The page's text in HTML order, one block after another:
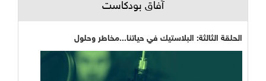
آفاق بودكاست
الحلقة الثالثة: البلاستيك في حياتنا...مخاطر وحلول